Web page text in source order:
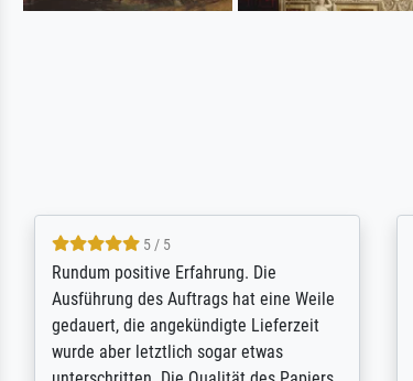
5 / 5
Rundum positive Erfahrung. Die
Ausführung des Auftrags hat eine Weile
gedauert, die angekündigte Lieferzeit
wurde aber letztlich sogar etwas